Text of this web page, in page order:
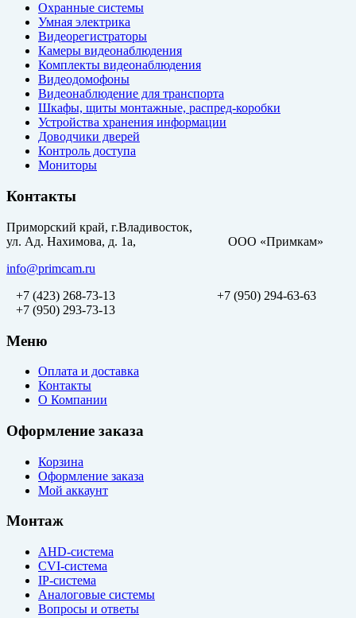
Охранные системы
Умная электрика
Видеорегистраторы
Камеры видеонаблюдения
Комплекты видеонаблюдения
Видеодомофоны
Видеонаблюдение для транспорта
Шкафы, щиты монтажные, распред-коробки
Устройства хранения информации
Доводчики дверей
Контроль доступа
Мониторы
Контакты
Приморский край, г.Владивосток,
ул. Ад. Нахимова, д. 1а, ООО «Примкам»
info@primcam.ru
+7 (423) 268-73-13
+7 (950) 294-63-63
+7 (950) 293-73-13
Меню
Оплата и доставка
Контакты
О Компании
Оформление заказа
Корзина
Оформление заказа
Мой аккаунт
Монтаж
AHD-система
CVI-система
IP-система
Аналоговые системы
Вопросы и ответы